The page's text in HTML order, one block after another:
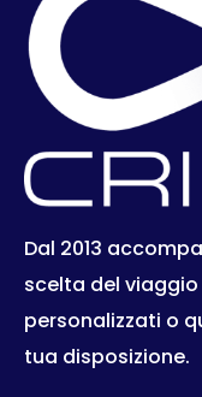
Dal 2013
scelta del
personalizzati o
tua disposizione.